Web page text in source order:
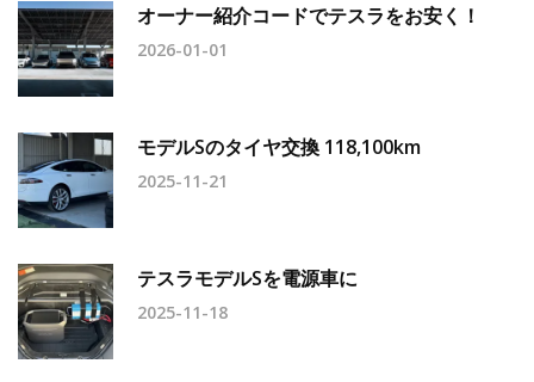
オーナー紹介コードでテスラをお安く！
2026-01-01
モデルSのタイヤ交換 118,100km
2025-11-21
テスラモデルSを電源車に
2025-11-18